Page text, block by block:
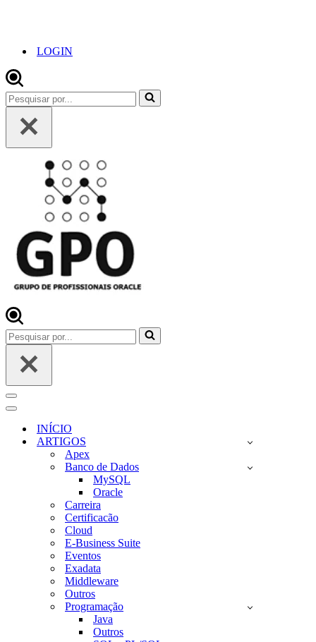
LOGIN
Pesquisar
por...
Pesquisar
por...
Menu
de
navegação
Menu
navegaçãoINÍCIO
ARTIGOS
Apex
Banco de Dados
MySQL
Oracle
Carreira
Certificacão
Cloud
E-Business Suite
Eventos
Exadata
Middleware
Outros
Programação
Java
Outros